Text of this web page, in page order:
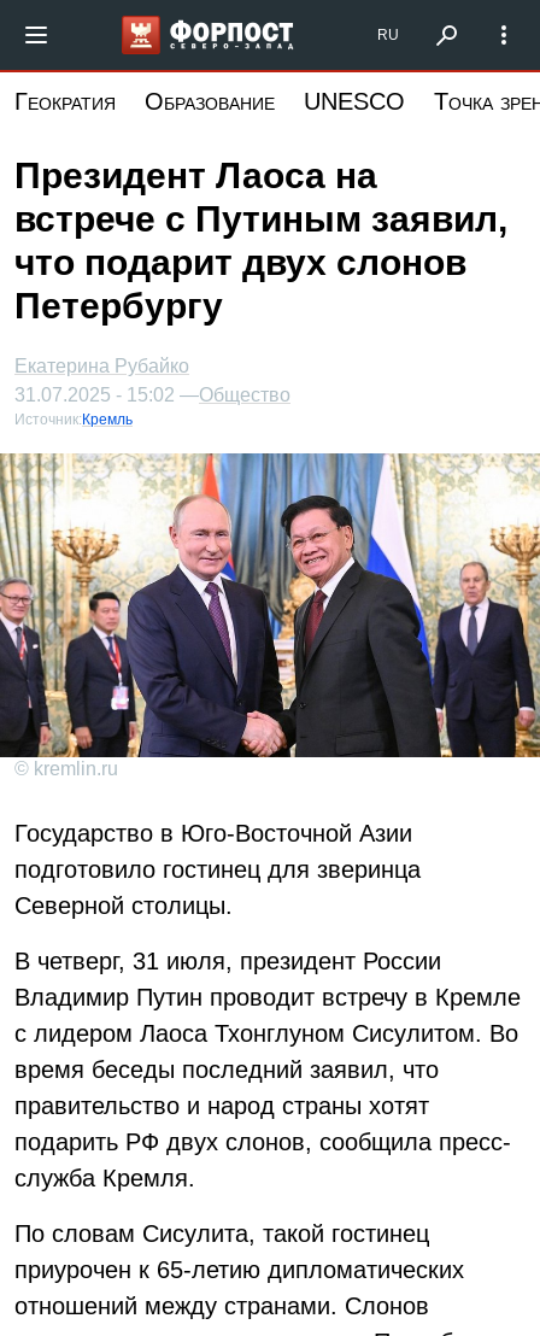
основному
Форпост Северо-Запад
RU
Геократия Образование UNESCO Точка
Президент Лаоса на
встрече с Путиным заявил,
что подарит двух слонов
Петербургу
Екатерина Рубайко
31.07.2025 - 15:02 —Общество
Источник: Кремль
© kremlin.ru
Государство в Юго-Восточной Азии
подготовило гостинец для зверинца
Северной столицы.
В четверг, 31 июля, президент России
Владимир Путин проводит встречу в Кремле
с лидером Лаоса Тхонглуном Сисулитом. Во
время беседы последний заявил, что
правительство и народ страны хотят
подарить РФ двух слонов, сообщила пресс-
служба Кремля.
По словам Сисулита, такой гостинец
приурочен к 65-летию дипломатических
отношений между странами. Слонов